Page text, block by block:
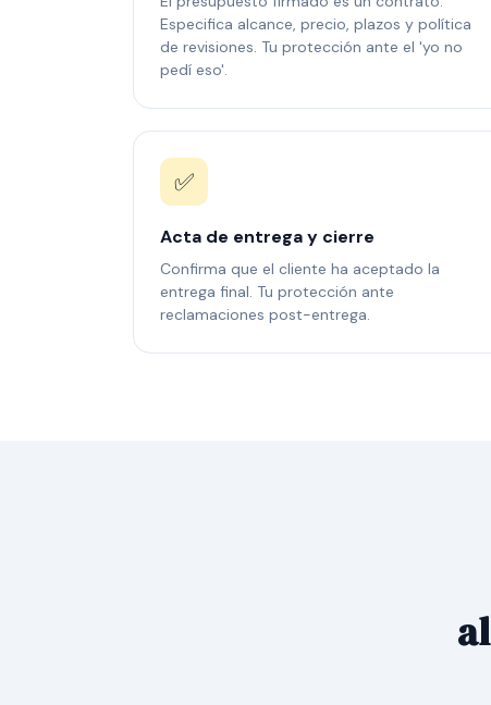
Especifica alcance, precio, plazos y política
de revisiones. Tu protección ante el 'yo no
pedí eso'.
✅
Acta de entrega y cierre
Confirma que el cliente ha aceptado la
entrega final. Tu protección ante
reclamaciones post-entrega.